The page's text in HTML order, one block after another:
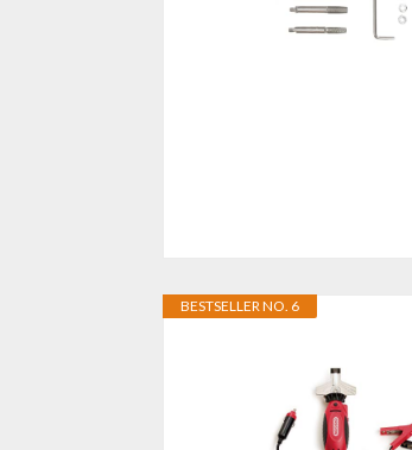
BESTSELLER NO. 6